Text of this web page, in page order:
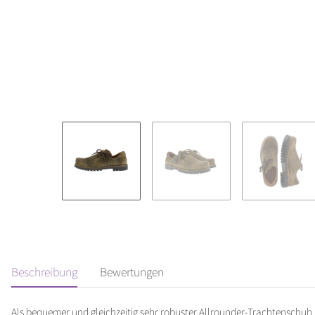
Beschreibung Bewertungen
Als bequemer und gleichzeitig sehr robuster Allrounder-